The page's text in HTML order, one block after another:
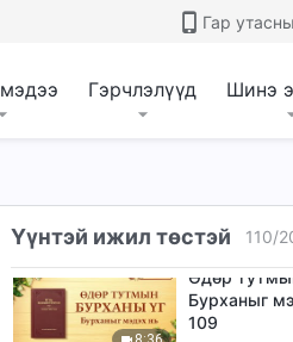
Гар
Гэрчлэлүүд Шинэ
Үүнтэй ижил төстэй 110/
Өдөр
107
108
Өдөр
Бурханыг
109